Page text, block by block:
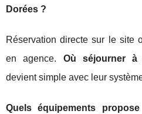
Dorées ?
Réservation directe sur le site
en agence. Où séjourner à
devient simple avec leur
Quels équipements